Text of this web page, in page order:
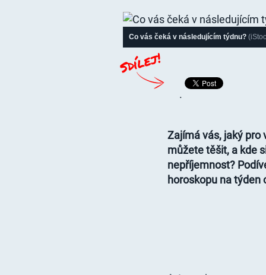
Co vás čeká v následujícím týdnu?
.
Zajímá vás, jaký pro
můžete těšit, a kde
nepříjemnost?
horoskopu na týden